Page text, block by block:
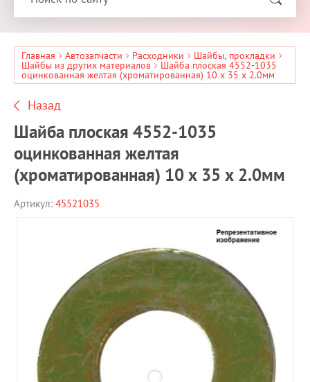
Главная Автозапчасти Расходники Шайбы, прокладки
Шайбы из других материалов Шайба плоская 4552-1035
оцинкованная желтая (хроматированная) 10 x 35 x 2.0мм
Назад
Шайба плоская 4552-1035
оцинкованная желтая
(хроматированная) 10 x 35 x 2.0мм
Артикул: 45521035